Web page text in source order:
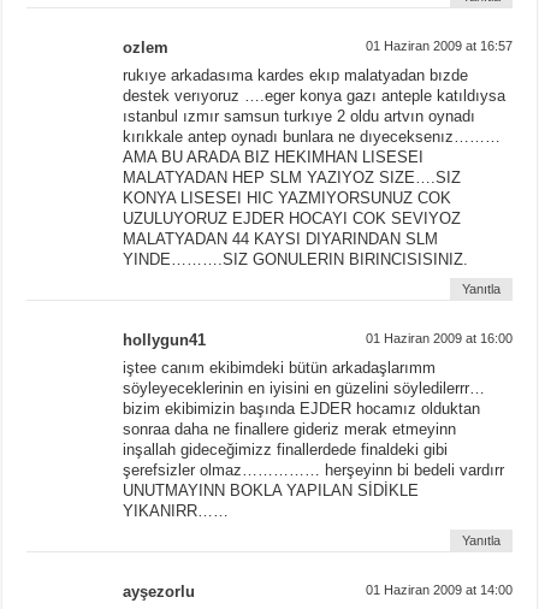
ozlem 01 Haziran 2009 at 16:57
rukıye arkadasıma kardes ekıp malatyadan bızde
destek verıyoruz ….eger konya gazı anteple katıldıysa
ıstanbul ızmır samsun turkıye 2 oldu artvın oynadı
kırıkkale antep oynadı bunlara ne dıyeceksenız………
AMA BU ARADA BIZ HEKIMHAN LISESEI
MALATYADAN HEP SLM YAZIYOZ SIZE….SIZ
KONYA LISESEI HIC YAZMIYORSUNUZ COK
UZULUYORUZ EJDER HOCAYI COK SEVIYOZ
MALATYADAN 44 KAYSI DIYARINDAN SLM
YINDE……….SIZ GONULERIN BIRINCISISINIZ.
Yanıtla
hollygun41 01 Haziran 2009 at 16:00
iştee canım ekibimdeki bütün arkadaşlarımm
söyleyeceklerinin en iyisini en güzelini söyledilerrr…
bizim ekibimizin başında EJDER hocamız olduktan
sonraa daha ne finallere gideriz merak etmeyinn
inşallah gideceğimizz finallerdede finaldeki gibi
şerefsizler olmaz…………… herşeyinn bi bedeli vardırr
UNUTMAYINN BOKLA YAPILAN SİDİKLE
YIKANIRR……
Yanıtla
ayşezorlu 01 Haziran 2009 at 14:00